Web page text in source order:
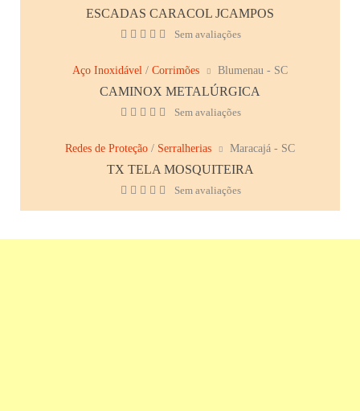
ESCADAS CARACOL JCAMPOS
Sem avaliações
Aço Inoxidável / Corrimões Blumenau - SC
CAMINOX METALÚRGICA
Sem avaliações
Redes de Proteção / Serralherias Maracajá - SC
TX TELA MOSQUITEIRA
Sem avaliações